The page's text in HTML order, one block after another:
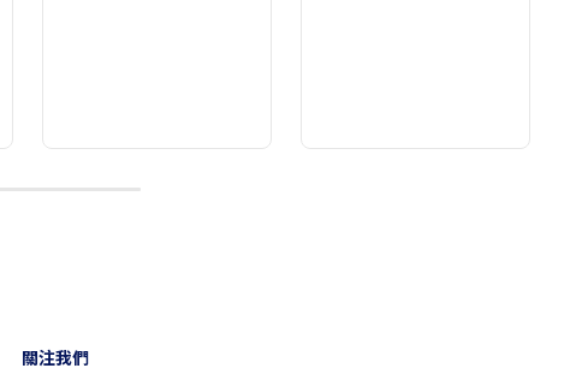
9 10
關注我們